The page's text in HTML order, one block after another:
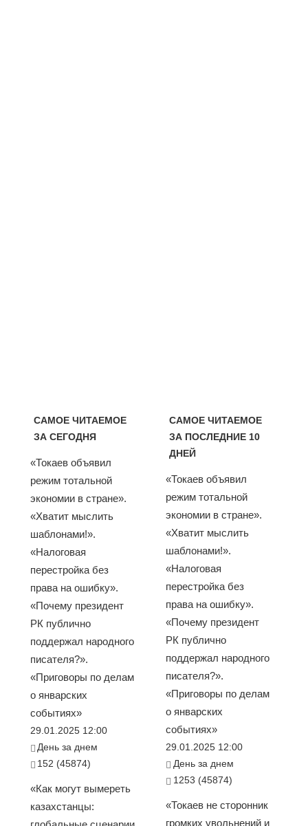
САМОЕ ЧИТАЕМОЕ
ЗА СЕГОДНЯ
«Токаев объявил
режим тотальной
экономии в стране».
«Хватит мыслить
шаблонами!».
«Налоговая
перестройка без
права на ошибку».
«Почему президент
РК публично
поддержал народного
писателя?».
«Приговоры по делам
о январских
событиях»
29.01.2025 12:00
День за днем
152 (45874)
«Как могут вымереть
казахстанцы:
САМОЕ ЧИТАЕМОЕ
ЗА ПОСЛЕДНИЕ 10
ДНЕЙ
«Токаев объявил
режим тотальной
экономии в стране».
«Хватит мыслить
шаблонами!».
«Налоговая
перестройка без
права на ошибку».
«Почему президент
РК публично
поддержал народного
писателя?».
«Приговоры по делам
о январских
событиях»
29.01.2025 12:00
День за днем
1253 (45874)
«Токаев не сторонник
громких увольнений и